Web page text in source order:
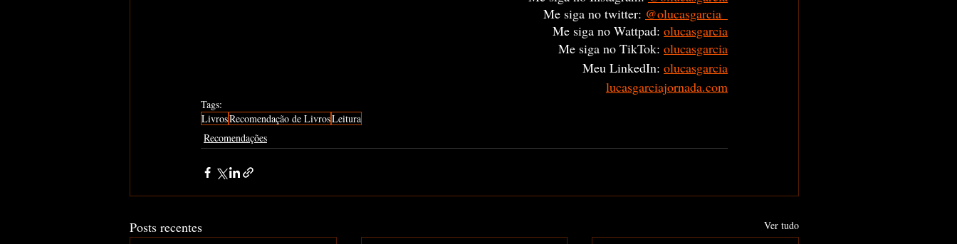
Me siga no twitter: @olucasgarcia_
Me siga no Wattpad: olucasgarcia
Me siga no TikTok: olucasgarcia
Meu LinkedIn: olucasgarcia
lucasgarciajornada.com
Tags:
LivrosRecomendação de LivrosLeitura
Recomendações
Posts recentes Ver tudo